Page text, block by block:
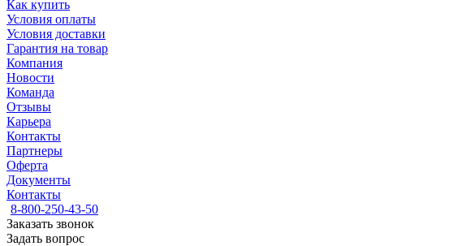
Как купить
Условия оплаты
Условия доставки
Гарантия на товар
Компания
Новости
Команда
Отзывы
Карьера
Контакты
Партнеры
Оферта
Документы
Контакты
8-800-250-43-50
Заказать звонок
Задать вопрос